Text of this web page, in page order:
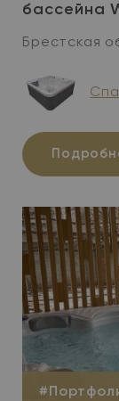
бассейна
Брестская